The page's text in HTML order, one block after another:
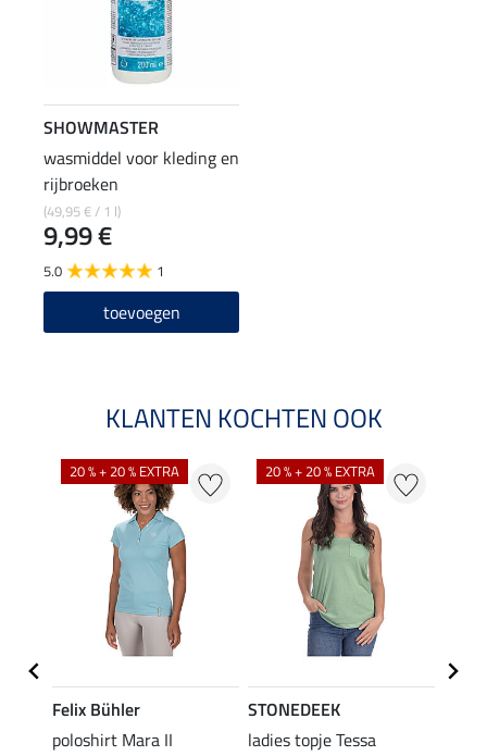
SHOWMASTER
wasmiddel voor kleding en
rijbroeken
(49,95 € / 1 l)
9,99 €
5.0 1
toevoegen
KLANTEN KOCHTEN OOK
20 % + 20 % EXTRA
Felix Bühler
poloshirt Mara II
20 % + 20 % EXTRA
STONEDEEK
ladies topje Tessa